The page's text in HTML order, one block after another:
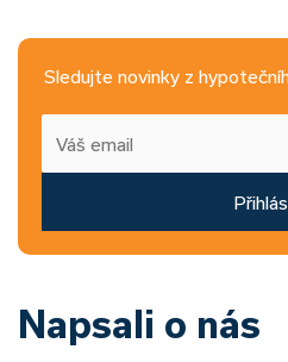
Sledujte novinky z
Napsali o nás